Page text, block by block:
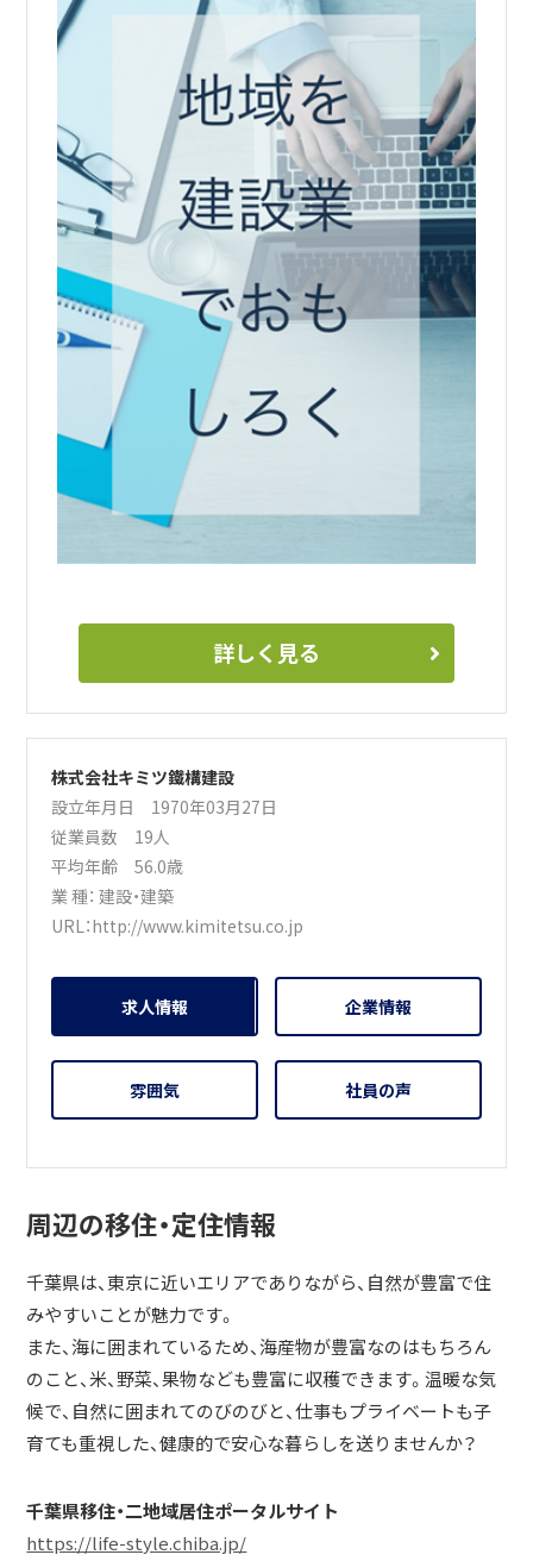
詳しく見る
株式会社キミツ鐵構建設
設立年月日 1970年03月27日
従業員数 19人
平均年齢 56.0歳
業 種：建設・建築
URL：http://www.kimitetsu.co.jp
求人情報 企業情報
雰囲気 社員の声
周辺の移住・定住情報
千葉県は、東京に近いエリアでありながら、自然が豊富で住
みやすいことが魅力です。
また、海に囲まれているため、海産物が豊富なのはもちろん
のこと、米、野菜、果物なども豊富に収穫できます。温暖な気
候で、自然に囲まれてのびのびと、仕事もプライベートも子
育ても重視した、健康的で安心な暮らしを送りませんか？
千葉県移住・二地域居住ポータルサイト
https://life-style.chiba.jp/